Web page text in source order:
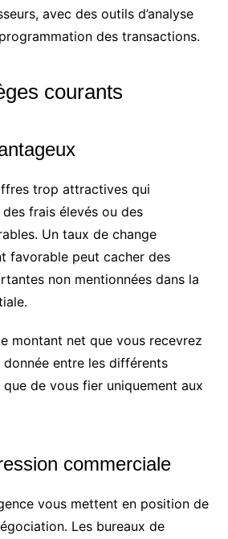
avec des outils d’analyse
des transactions.
courants
trop attractives qui
frais élevés ou des
Un taux de change
favorable peut cacher des
non mentionnées dans la
montant net que vous recevrez
entre les différents
de vous fier uniquement aux
commerciale
vous mettent en position de
Les bureaux de